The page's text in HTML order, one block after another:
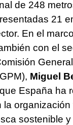
de 248
21
En el
con el
Miguel
España ha
la organización
sostenible